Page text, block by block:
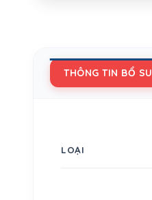
THÔNG TIN BỔ
LOẠI